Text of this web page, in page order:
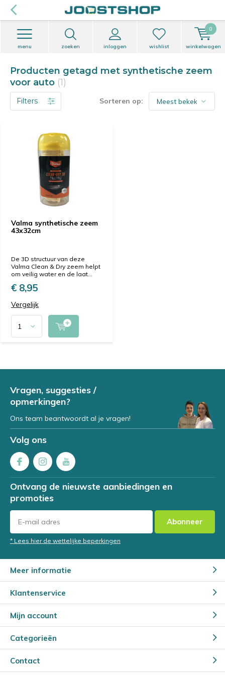
zoeken inloggen
menu wishlist winkelwagen
0
Producten getagd met synthetische zeem
voor auto (1)
Filters Sorteren op:
Valma synthetische zeem
43x32cm
De 3D structuur van deze
Valma Clean & Dry zeem helpt
om veilig water en de laat...
€ 8,95
Vergelijk
Vragen, suggesties /
opmerkingen?
Ons team beantwoordt al je vragen!
Volg ons
Ontvang de nieuwste aanbiedingen en
promoties
Abonneer
* Lees hier de wettelijke beperkingen
Meer informatie
Klantenservice
Mijn account
Categorieën
Contact